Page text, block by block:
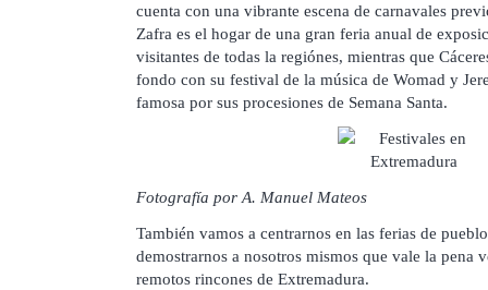
cuenta con una vibrante escena de carnavales
Zafra es el hogar de una gran feria anual de
visitantes de todas la regiónes, mientras que
fondo con su festival de la música de Womad y
famosa por sus procesiones de Semana Santa.
Fotografía por A. Manuel Mateos
También vamos a centrarnos en las ferias de
demostrarnos a nosotros mismos que vale la pena
remotos rincones de Extremadura.